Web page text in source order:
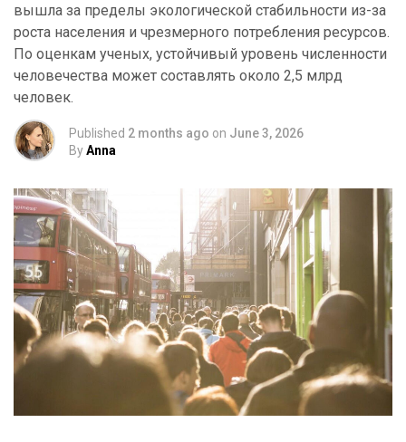
вышла за пределы экологической стабильности из-за
роста населения и чрезмерного потребления ресурсов.
По оценкам ученых, устойчивый уровень численности
человечества может составлять около 2,5 млрд
человек.
Published 2 months ago on June 3, 2026
ByAnna